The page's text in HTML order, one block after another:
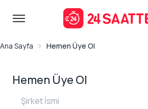
Ana Sayfa Hemen Üye Ol
Hemen Üye Ol